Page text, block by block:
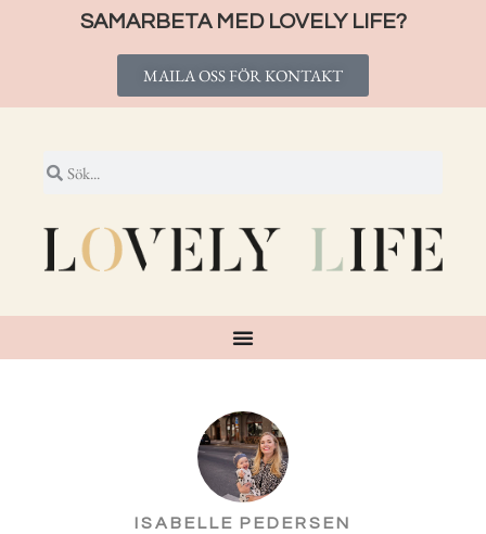
SAMARBETA MED LOVELY LIFE?
MAILA OSS FÖR KONTAKT
ISABELLE PEDERSEN